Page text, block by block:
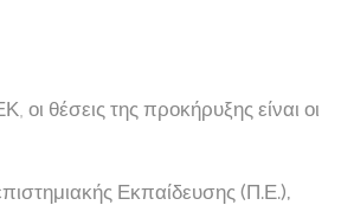
θέσεις της προκήρυξης είναι οι
Εκπαίδευσης (Π.Ε.),